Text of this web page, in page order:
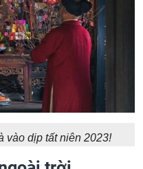
vào dịp tất niên 2023!